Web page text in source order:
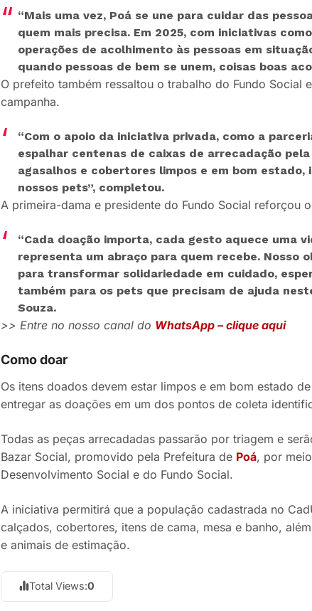
“Mais uma vez, Poá se une para cuidar das
quem mais precisa. Em 2025, com iniciativas
operações de acolhimento às pessoas em
quando pessoas de bem se unem, coisas boas
O prefeito também ressaltou o trabalho do Fundo Social
campanha.
“Com o apoio da iniciativa privada, como a
espalhar centenas de caixas de arrecadação
agasalhos e cobertores limpos e em bom
nossos pets”, completou.
A primeira-dama e presidente do Fundo Social reforçou
“Cada doação importa, cada gesto aquece uma
representa um abraço para quem recebe. Nosso
para transformar solidariedade em cuidado,
também para os pets que precisam de ajuda
Souza.
>> Entre no nosso canal do WhatsApp – clique aqui
Como doar
Os itens doados devem estar limpos e em bom estado
entregar as doações em um dos pontos de coleta
Todas as peças arrecadadas passarão por triagem e
Bazar Social, promovido pela Prefeitura de Poá, por
Desenvolvimento Social e do Fundo Social.
A iniciativa permitirá que a população cadastrada no
calçados, cobertores, itens de cama, mesa e banho,
e animais de estimação.
Total Views:0